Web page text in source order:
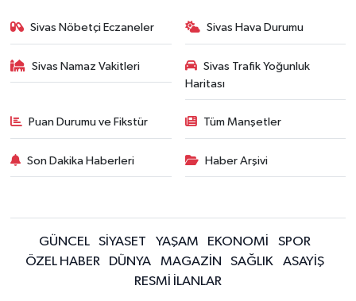
Sivas Nöbetçi Eczaneler Sivas Hava Durumu
Sivas Namaz Vakitleri
Sivas Trafik Yoğunluk
Haritası
Puan Durumu ve Fikstür Tüm Manşetler
Son Dakika Haberleri Haber Arşivi
GÜNCEL SİYASET YAŞAM EKONOMİ
SPOR
ÖZEL HABER
DÜNYA MAGAZİN SAĞLIK
ASAYİŞ
RESMİ İLANLAR